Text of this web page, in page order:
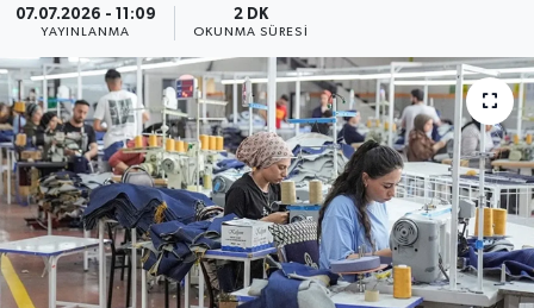
07.07.2026 - 11:09
YAYINLANMA
2 DK
OKUNMA SÜRESI
Devrekani Haberleri
Doğanyurt Haberleri
Hanönü Haberleri
İhsangazi Haberleri